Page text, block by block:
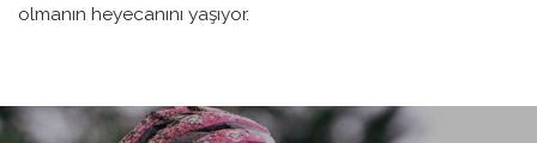
olmanın heyecanını yaşıyor.